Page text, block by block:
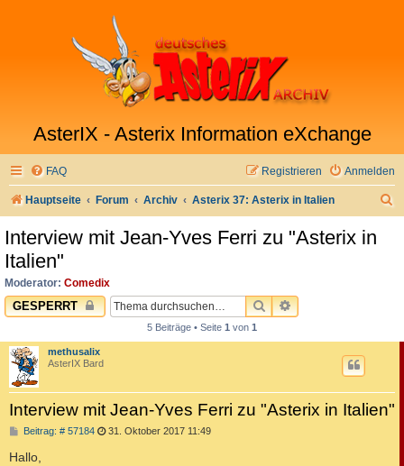
AsterIX - Asterix Information eXchange
FAQ Anmelden
Registrieren
Hauptseite Forum Archiv Asterix 37: Asterix in Italien
Interview mit Jean-Yves Ferri zu "Asterix in
Italien"
Moderator: Comedix
GESPERRT SUCHEERWEITERTE
5 Beiträge • Seite 1 von 1
methusalix
AsterIX Bard
Interview mit Jean-Yves Ferri zu "Asterix in Italien"
Beitrag: # 57184B 31. Oktober 2017 11:49
Hallo,